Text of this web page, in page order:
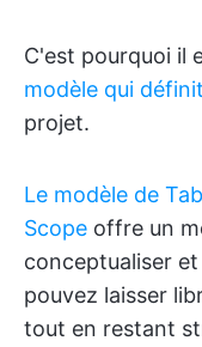
C'est pourquoi il
modèle qui
projet.
Le modèle de
Scope offre un
conceptualiser
pouvez laisser
tout en restant